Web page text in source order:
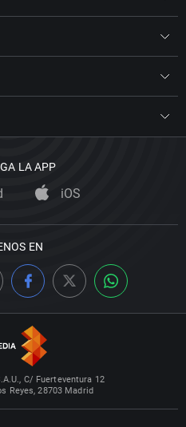
LA APP
iOS
EN
C/ Fuerteventura 12
Reyes, 28703 Madrid